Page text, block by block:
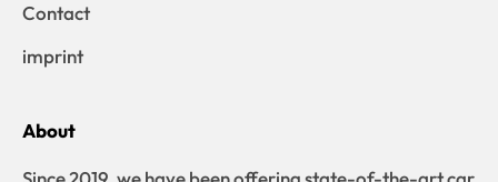
Contact
imprint
About